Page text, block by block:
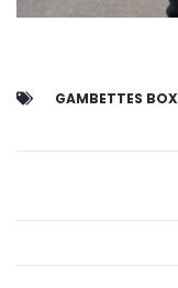
GAMBETTES BOX